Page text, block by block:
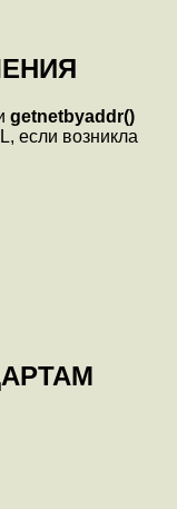
getnetbyaddr()
если возникла